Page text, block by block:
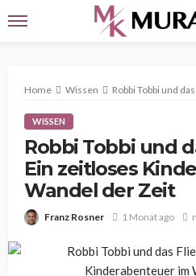
Home Wissen Robbi Tobbi und
WISSEN
Robbi Tobbi und
Ein zeitloses
Wandel der Zeit
Franz Rosner 1 Monat ago